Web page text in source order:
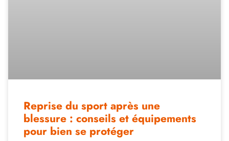
Reprise du sport après une
blessure : conseils et équipements
pour bien se protéger